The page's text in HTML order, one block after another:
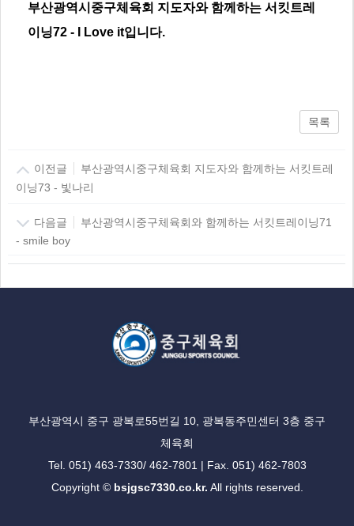
부산광역시중구체육회 지도자와 함께하는 서킷트레
이닝72 - I Love it입니다.
목록
이전글
부산광역시중구체육회 지도자와 함께하는 서킷트레
이닝73 - 빛나리
다음글
부산광역시중구체육회와 함께하는 서킷트레이닝71
- smile boy
부산광역시 중구 광복로55번길 10, 광복동주민센터 3층 중구
체육회
Tel. 051) 463-7330/ 462-7801 | Fax. 051) 462-7803
Copyright © bsjgsc7330.co.kr. All rights reserved.